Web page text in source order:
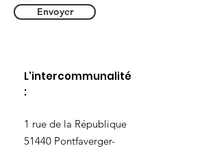
Envoyer
L'intercommunalité
:
​1 rue de la République
51440 Pontfaverger-